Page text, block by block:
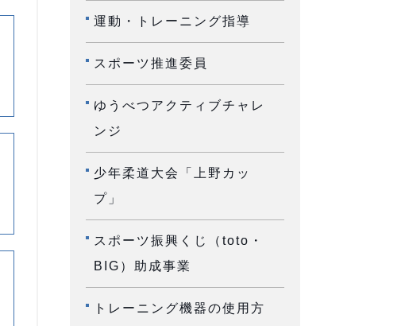
運動・トレーニング指導
スポーツ推進委員
ゆうべつアクティブチャレ
ンジ
少年柔道大会「上野カッ
プ」
スポーツ振興くじ（toto・
BIG）助成事業
トレーニング機器の使用方